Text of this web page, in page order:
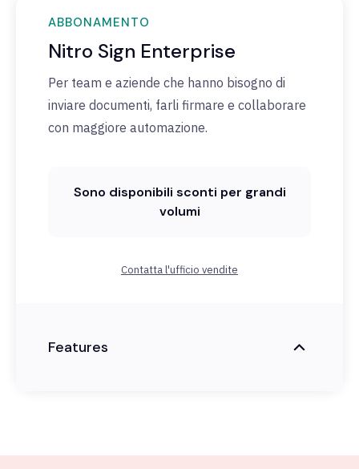
ABBONAMENTO
Nitro Sign Enterprise
Per team e aziende che hanno bisogno di
inviare documenti, farli firmare e collaborare
con maggiore automazione.
Sono disponibili sconti per grandi
volumi
Contatta l'ufficio vendite
Features